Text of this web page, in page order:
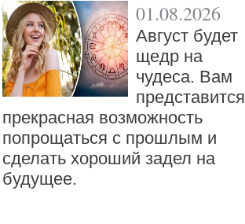
01.08.2026
Август будет
щедр на
чудеса. Вам
представится
прекрасная возможность
попрощаться с прошлым и
сделать хороший задел на
будущее.